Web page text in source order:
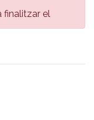
finalitzar el